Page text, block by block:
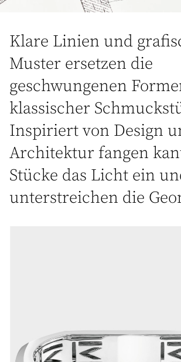
Klare Linien und
Muster ersetzen die
geschwungenen
klassischer
Inspiriert von Design
Architektur fangen
Stücke das Licht ein
unterstreichen die